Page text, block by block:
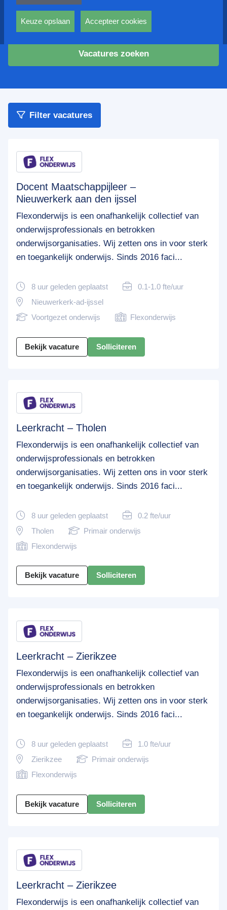
Zoek op functie en of plaatsnaam
Vacatures zoeken
Filter vacatures
Docent Maatschappijleer –
Nieuwerkerk aan den ijssel
Flexonderwijs is een onafhankelijk collectief van
onderwijsprofessionals en betrokken
onderwijsorganisaties. Wij zetten ons in voor sterk
en toegankelijk onderwijs. Sinds 2016 faci...
8 uur geleden geplaatst
0.1-1.0 fte/uur
Nieuwerkerk-ad-ijssel
Voortgezet onderwijs
Flexonderwijs
Bekijk vacature Solliciteren
Leerkracht – Tholen
Flexonderwijs is een onafhankelijk collectief van
onderwijsprofessionals en betrokken
onderwijsorganisaties. Wij zetten ons in voor sterk
en toegankelijk onderwijs. Sinds 2016 faci...
8 uur geleden geplaatst
0.2 fte/uur
Tholen
Primair onderwijs
Flexonderwijs
Bekijk vacature Solliciteren
Leerkracht – Zierikzee
Flexonderwijs is een onafhankelijk collectief van
onderwijsprofessionals en betrokken
onderwijsorganisaties. Wij zetten ons in voor sterk
en toegankelijk onderwijs. Sinds 2016 faci...
8 uur geleden geplaatst
1.0 fte/uur
Zierikzee
Primair onderwijs
Flexonderwijs
Bekijk vacature Solliciteren
Leerkracht – Zierikzee
Flexonderwijs is een onafhankelijk collectief van
andere wordt voorkomen dat dezelfde advertentie
voortdurend verschijnt.
Keuze opslaan Accepteer cookies